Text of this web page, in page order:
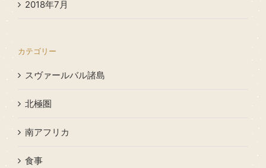
2018年7月
カテゴリー
スヴァールバル諸島
北極圏
南アフリカ
食事